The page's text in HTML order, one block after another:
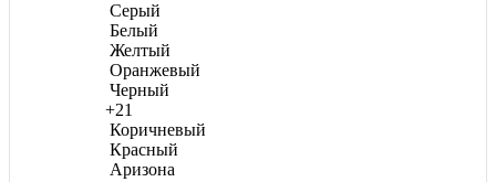
Серый
Белый
Желтый
Оранжевый
Черный
+21
Коричневый
Красный
Аризона